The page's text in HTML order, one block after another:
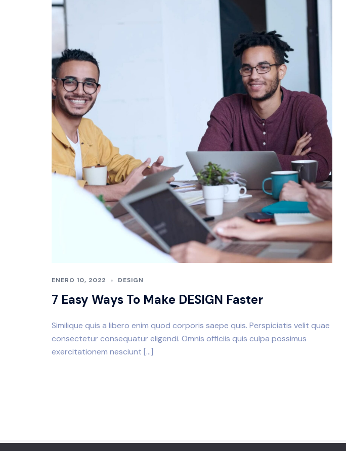
ENERO 10, 2022 DESIGN
7 Easy Ways To Make DESIGN Faster
Similique quis a libero enim quod corporis saepe quis. Perspiciatis velit quae
consectetur consequatur eligendi. Omnis officiis quis culpa possimus
exercitationem nesciunt […]